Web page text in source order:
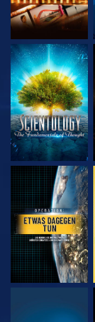
SERIE
ENTDECKEN
ANSEHEN